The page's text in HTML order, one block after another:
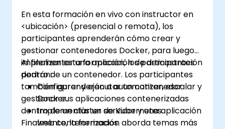
entornos de desarrollo y producción.
En esta formación en vivo con instructor en
<ubicación> (presencial o remota), los
participantes aprenderán cómo crear y
gestionar contenedores Docker, para luego
implementar una aplicación de demostración
dentro de un contenedor. Los participantes
también aprenderán a automatizar, escalar y
gestionar sus aplicaciones contenerizadas
dentro de un clúster de Kubernetes.
Finalmente, la formación aborda temas más
Al finalizar esta formación, los participantes
podrán:
Configurar y ejecutar un contenedor
Docker.
Implementar un servidor y una aplicación
web contenerizados.